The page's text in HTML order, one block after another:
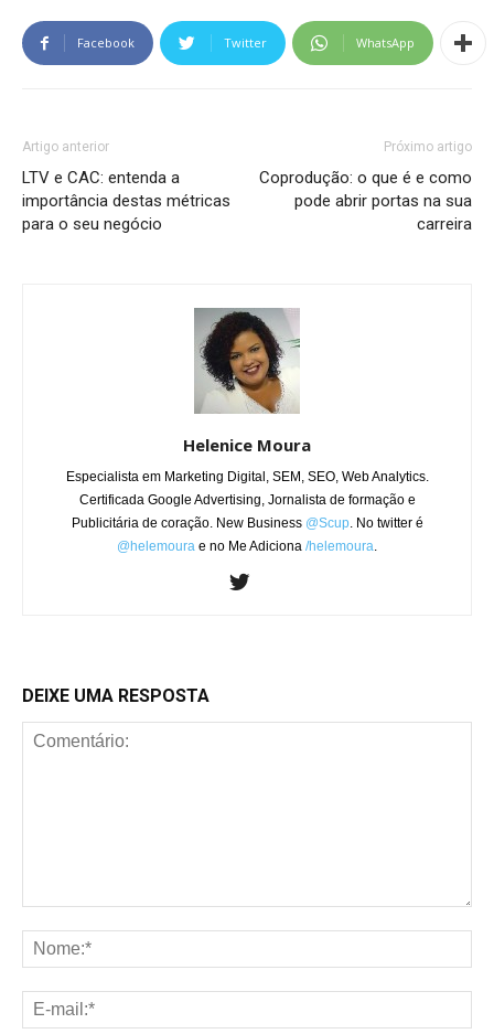
Facebook Twitter WhatsApp
Artigo anterior
LTV e CAC: entenda a
importância destas métricas
para o seu negócio
Próximo artigo
Coprodução: o que é e como
pode abrir portas na sua
carreira
Helenice Moura
Especialista em Marketing Digital, SEM, SEO, Web Analytics.
Certificada Google Advertising, Jornalista de formação e
Publicitária de coração. New Business @Scup. No twitter é
@helemoura e no Me Adiciona /helemoura.
DEIXE UMA RESPOSTA